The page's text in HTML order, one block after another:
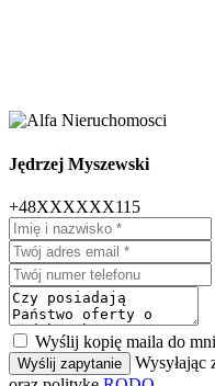
Jędrzej Myszewski
+48XXXXXX115
Wyślij kopię maila do
Wyślij zapytanie Wysyłając